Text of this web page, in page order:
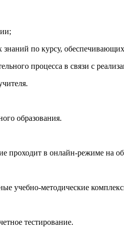
по курсу,
процесса в связи с
образования.
проходит в онлайн-режиме на
учебно-методические
тестирование.